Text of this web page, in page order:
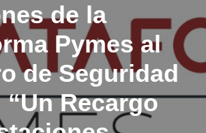
de la
Pymes al
de Seguridad
Recargo